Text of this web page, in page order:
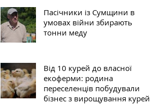
Пасічники із Сумщини в
умовах війни збирають
тонни меду
Від 10 курей до власної
екоферми: родина
переселенців побудували
бізнес з вирощування курей